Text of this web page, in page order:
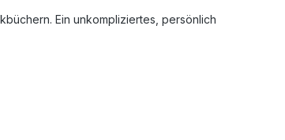
Ein unkompliziertes, persönlich